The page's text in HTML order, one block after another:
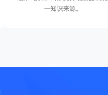
一知识来源。